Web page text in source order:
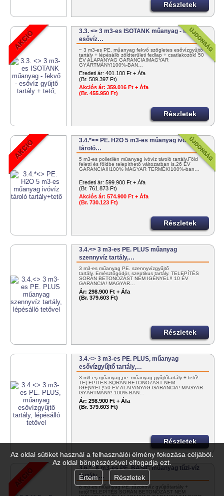
Az oldal sütiket használ a felhasználói élmény fokozása céljából.
Az oldal böngészésével elfogadja ezt.
Értem
Részletek
Részletek
3.3. <> 3 m3-es ISOTANK műanyag - fekvő -
esővíz…
~ 3 m3-es PE. műanyag fekvő szögletes esővízgyűjtő
tartály + lépésálló zöldterületi fedlap + csatlakozók! 50
ÉV ALAPANYAG GARANCIA!MAGYAR
GYÁRTMÁNY!100%-BAN…
Eredeti ár: 401.100 Ft + Áfa
(Br. 509.397 Ft)
Akciós ár: 359.016 Ft + Áfa
(Br. 455.950 Ft)
Részletek
3.4.*<> PE. H2O 5 m3-es műanyag ivóvíz
tároló…
5 m3-es polietilén műanyag ivóvíz tároló tartály.Föld
feletti és földbe telepíthető változatban is.26 ÉV
GARANCIA!!!100% MAGYAR TERMÉK!100%-ban…
Eredeti ár: 599.900 Ft + Áfa
(Br. 761.873 Ft)
Akciós ár: 574.900 Ft + Áfa
(Br. 730.123 Ft)
Részletek
3.4.<> 3 m3-es PE. PLUS műanyag
szennyvíz tartály,…
3 m3-es műanyag PE. szennyvízgyűjtő
tartály. Emésztőgödör, szeptikus tartály. TELEPÍTÉS
SORÁN BETONOZÁST NEM IGÉNYEL!! 10 ÉV
GARANCIA! MAGYAR…
Ár: 298.900 Ft + Áfa
(Br. 379.603 Ft)
Részletek
3.4.<> 3 m3-es PE. PLUS, műanyag
esővízgyűjtő tartály,…
3 m3-es műanyag pe. műanyag gyűjtőtartály + tető!
TELEPÍTÉS SORÁN BETONOZÁST NEM
IGÉNYEL!!50 ÉV ALAPANYAG GARANCIA! MAGYAR
GYÁRTMÁNY! 100%-BAN…
Ár: 298.900 Ft + Áfa
(Br. 379.603 Ft)
Részletek
3.6.** 8 m3-es PE. BASIC műanyag tűzi-víz
tartály,…
8 m3-es műanyag PE. tűzoltóvíz gyűjtőtartály +
tető!TELEPÍTÉS SORÁN BETONOZÁST NEM